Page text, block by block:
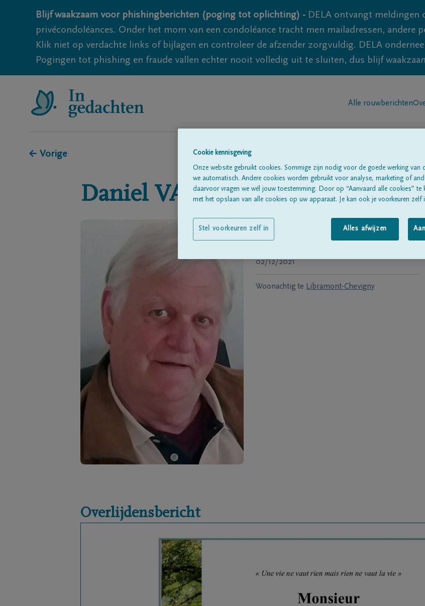
Blijf waakzaam voor phishingberichten (poging tot oplichting) - DELA ontvangt meldingen
privécondoléances. Onder het mom van een condoléance tracht men mailadressen, andere
Klik niet op verdachte links of bijlagen en controleer de afzender zorgvuldig. DELA
Pogingen tot phishing en fraude vallen echter nooit volledig uit te sluiten, dus blijf
Alle rouwberichten
← Vorige
Daniel VAN SCHINGEN
Geboren te op 29/11/1951
02/12/2021
Woonachtig te Libramont-Chevigny
Overlijdensbericht
Cookie kennisgeving
Onze website gebruikt cookies. Sommige zijn nodig voor de goede werking van
we automatisch. Andere cookies worden gebruikt voor analyse, marketing of
daarvoor vragen we wél jouw toestemming. Door op “Aanvaard alle cookies” te
met het opslaan van alle cookies op uw apparaat. Je kan ook je voorkeuren zelf
Alles afwijzen
Stel voorkeuren zelf in